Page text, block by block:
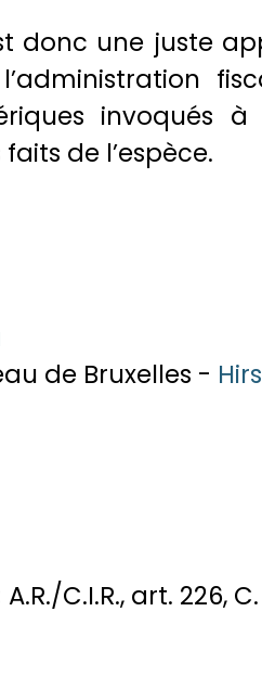
donc une juste
invoqués à
de l’espèce.
de Bruxelles -
C.I.R., art. 226, C.